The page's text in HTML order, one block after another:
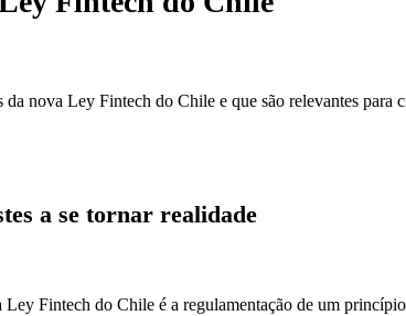
da nova Ley Fintech do Chile e que são relevantes para
a se tornar realidade
Fintech do Chile é a regulamentação de um